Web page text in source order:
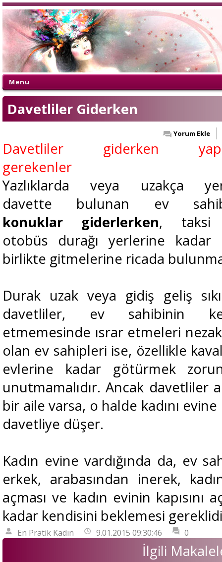
Menu
Davetliler Giderken
Yorum Ekle
Davetliler giderken
gerekenler
Yazlıklarda veya uzakça
davette bulunan ev
konuklar giderlerken, taksi
otobüs durağı yerlerine kadar
birlikte gitmelerine ricada
Durak uzak veya gidiş geliş
davetliler, ev sahibinin
etmemesinde ısrar etmeleri
olan ev sahipleri ise, özellikle
evlerine kadar götürmek
unutmamalıdır. Ancak davetliler
bir aile varsa, o halde kadını
davetliye düşer.
Kadın evine vardığında da, ev
erkek, arabasından inerek,
açması ve kadın evinin kapısını
kadar kendisini beklemesi
En Pratik Kadın 9.01.2015 09:30:46 0
İlgili